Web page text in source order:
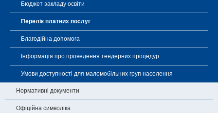
Бюджет закладу освіти
Перелік платних послуг
Благодійна допомога
Інформація про проведення тендерних процедур
Умови доступності для маломобільних груп населення
Нормативні документи
Офіційна символіка